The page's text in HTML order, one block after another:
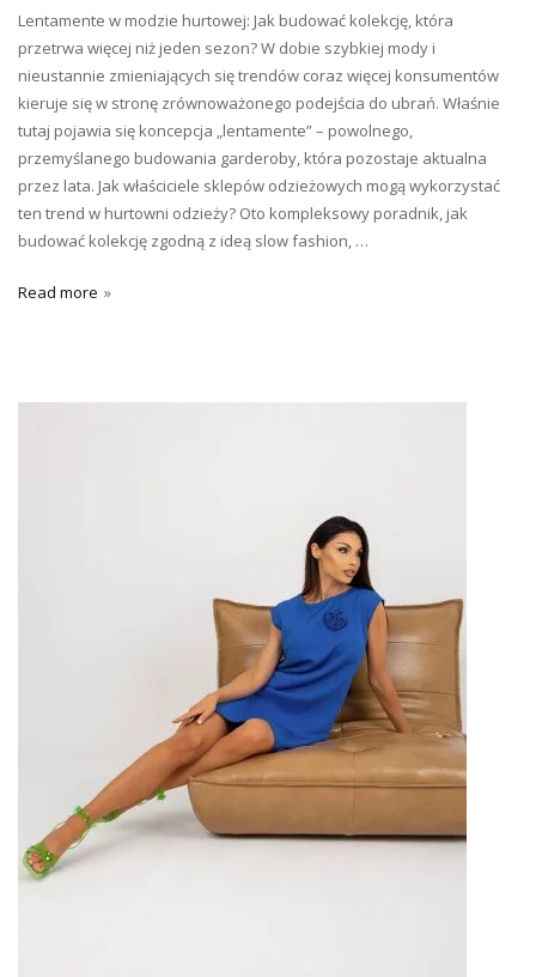
Lentamente w modzie hurtowej: Jak budować kolekcję, która
przetrwa więcej niż jeden sezon? W dobie szybkiej mody i
nieustannie zmieniających się trendów coraz więcej konsumentów
kieruje się w stronę zrównoważonego podejścia do ubrań. Właśnie
tutaj pojawia się koncepcja „lentamente” – powolnego,
przemyślanego budowania garderoby, która pozostaje aktualna
przez lata. Jak właściciele sklepów odzieżowych mogą wykorzystać
ten trend w hurtowni odzieży? Oto kompleksowy poradnik, jak
budować kolekcję zgodną z ideą slow fashion, …
Read more